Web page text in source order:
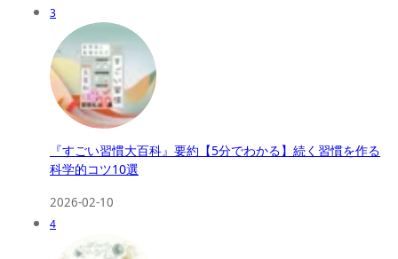
3
『すごい習慣大百科』要約【5分でわかる】続く習慣を作る
科学的コツ10選
2026-02-10
4